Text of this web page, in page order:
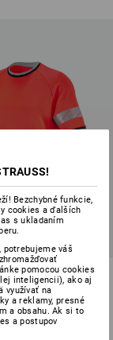
-42%
funkčné
€
Bezchybné funkcie,
cookies a ďalších
s ukladaním
potrebujeme váš
pomocou cookies
inteligencii), ako aj
využívať na
a reklamy, presné
a obsahu. Ak si to
a postupov